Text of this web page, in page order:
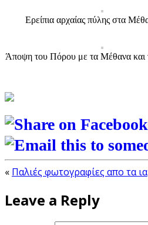
Ερείπια αρχαίας πύλης στα
Άποψη του Πόρου με τα Μέθανα και
« Παλιές φωτογραφίες απο τα
Leave a Reply